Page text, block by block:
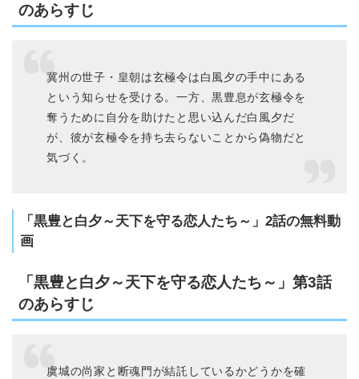
のあらすじ
冀州の世子・皇朝は玄極令は白風夕の手中にある
という知らせを受ける。一方、黒豊息が玄極令を
奪うために自分を助けたと思い込んだ白風夕だ
が、彼が玄極令を持ち去らないことから偽物だと
気づく。
「黒豊と白夕～天下を守る恋人たち～」2話の無料動
画
「黒豊と白夕～天下を守る恋人たち～」第3話
のあらすじ
虞城の尚家と断魂門が結託しているかどうかを確